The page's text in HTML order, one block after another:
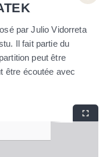
par Julio Vidorreta
Il fait partie du
peut être
être écoutée avec